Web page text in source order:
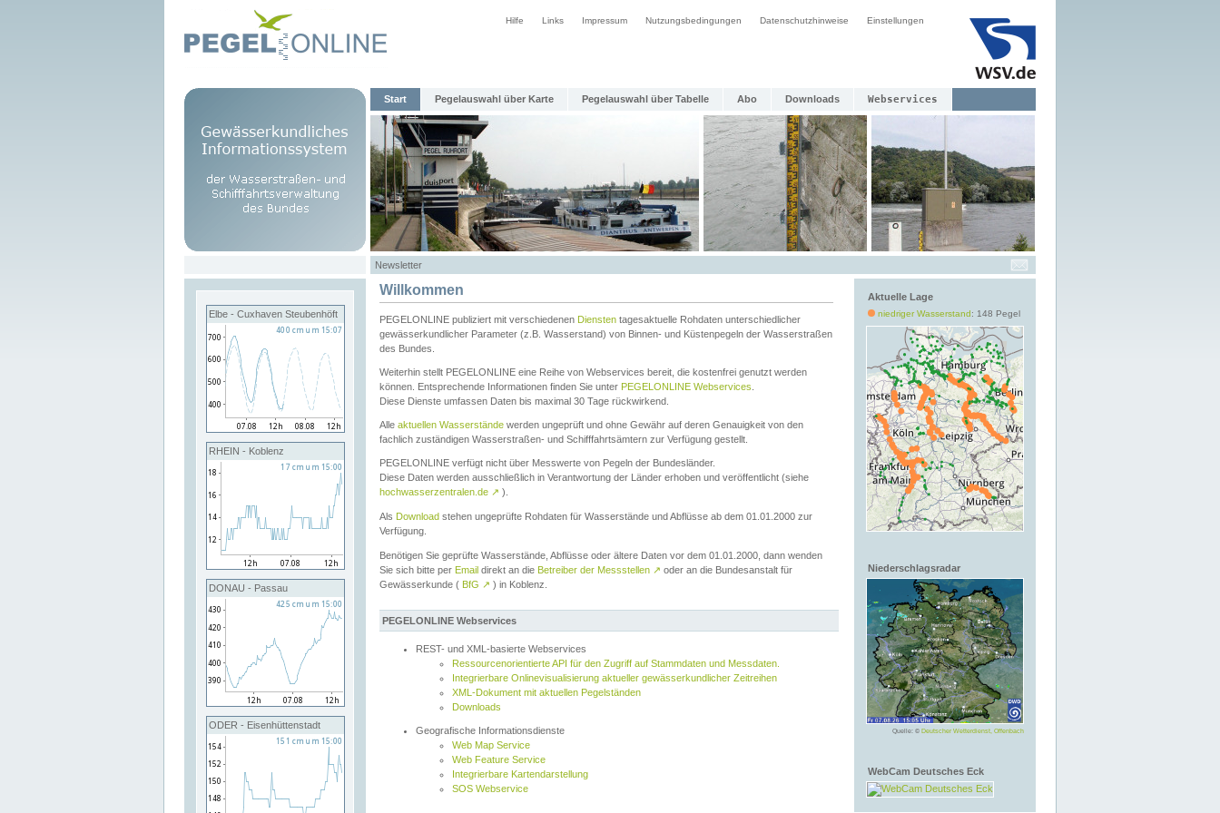
Hilfe Links Impressum Nutzungsbedingungen Datenschutzhinweise Einstellungen
Start Pegelauswahl über Karte Pegelauswahl über Tabelle Abo Downloads Webservices
Newsletter
Elbe - Cuxhaven Steubenhöft
RHEIN - Koblenz
DONAU - Passau
ODER - Eisenhüttenstadt
Aktuelle Lage
niedriger Wasserstand: 148 Pegel
Niederschlagsradar
Quelle: © Deutscher Wetterdienst, Offenbach
WebCam Deutsches Eck
Willkommen
PEGELONLINE publiziert mit verschiedenen Diensten tagesaktuelle Rohdaten unterschiedlicher
gewässerkundlicher Parameter (z.B. Wasserstand) von Binnen- und Küstenpegeln der Wasserstraßen
des Bundes.
Weiterhin stellt PEGELONLINE eine Reihe von Webservices bereit, die kostenfrei genutzt werden
können. Entsprechende Informationen finden Sie unter PEGELONLINE Webservices
Diese Dienste umfassen Daten bis maximal 30 Tage rückwirkend.
Alle aktuellen Wasserstände werden ungeprüft und ohne Gewähr auf deren Genauigkeit von den
fachlich zuständigen Wasserstraßen- und Schifffahrtsämtern zur Verfügung gestellt.
PEGELONLINE verfügt nicht über Messwerte von Pegeln der Bundesländer.
Diese Daten werden ausschließlich in Verantwortung der Länder erhoben und veröffentlicht (siehe
hochwasserzentralen.de ↗ ).
Als Download stehen ungeprüfte Rohdaten für Wasserstände und Abflüsse ab dem 01.01.2000 zur
Verfügung.
Benötigen Sie geprüfte Wasserstände, Abflüsse oder ältere Daten vor dem 01.01.2000, dann wenden
Sie sich bitte per Email direkt an die Betreiber der Messstellen ↗ oder an die Bundesanstalt für
Gewässerkunde ( BfG ↗ ) in Koblenz.
PEGELONLINE Webservices
REST- und XML-basierte Webservices
Ressourcenorientierte API für den Zugriff auf Stammdaten und Messdaten.
Integrierbare Onlinevisualisierung aktueller gewässerkundlicher Zeitreihen
XML-Dokument mit aktuellen Pegelständen
Downloads
Geografische Informationsdienste
Web Map Service
Web Feature Service
Integrierbare Kartendarstellung
SOS Webservice